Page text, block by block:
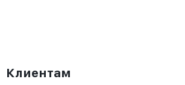
Клиентам